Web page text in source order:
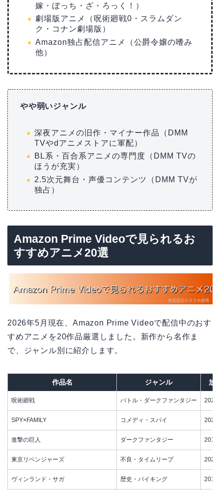
嫁・ぼっち・ざ・ろっく！）
劇場版アニメ（呪術廻戦0・スラムダン
ク・コナン劇場版）
Amazon独占配信アニメ（公爵令嬢の嗜み
他）
やや弱いジャンル
深夜アニメの旧作・マイナー作品（DMM
TVやdアニメストアに軍配）
BL系・百合系アニメの専門度（DMM TVの
ほうが充実）
2.5次元舞台・声優コンテンツ（DMM TVが
独占）
Amazon Prime Videoで見られるお
すすめアニメ20選
2026年5月現在、Amazon Prime Videoで配信中のおす
すめアニメを20作品厳選しました。新作から名作ま
で、ジャンル別に紹介します。
作品名 ジャンル 放
呪術廻戦 バトル・ダークファンタジー
SPY×FAMILY コメディ・スパイ
進撃の巨人 ダークファンタジー
東京リベンジャーズ 不良・タイムリープ
ヴィンランド・サガ 歴史・バイキング